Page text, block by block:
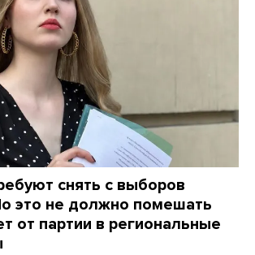
снять с выборов
это не должно помешать
от партии в региональные